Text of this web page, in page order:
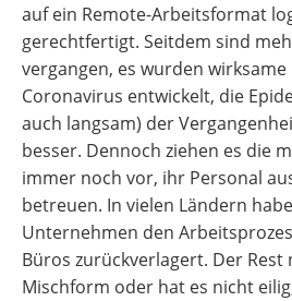
auf ein Remote-Arbeitsformat
gerechtfertigt. Seitdem sind
vergangen, es wurden
Coronavirus entwickelt, die
auch langsam) der
besser. Dennoch ziehen es die
immer noch vor, ihr Personal
betreuen. In vielen Ländern
Unternehmen den
Büros zurückverlagert. Der
Mischform oder hat es nicht